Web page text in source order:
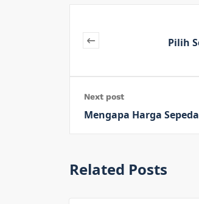
Pilih
Next post
Mengapa Harga
Related Posts